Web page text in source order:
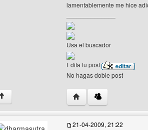
lamentablemente me hice
Usa el buscador
Edita tu post
No hagas doble post
↑ Visitar sitio web del
21-04-2009, 21:22